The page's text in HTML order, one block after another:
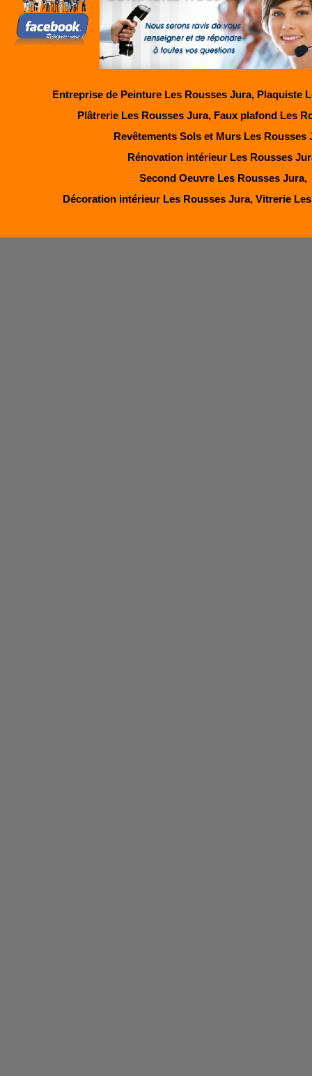
Entreprise de Peinture Les Rousses Jura, Plaquiste
Plâtrerie Les Rousses Jura, Faux plafond Les
Revêtements Sols et Murs Les Rousses
Rénovation intérieur Les Rousses
Second Oeuvre Les Rousses Jura,
Décoration intérieur Les Rousses Jura, Vitrerie